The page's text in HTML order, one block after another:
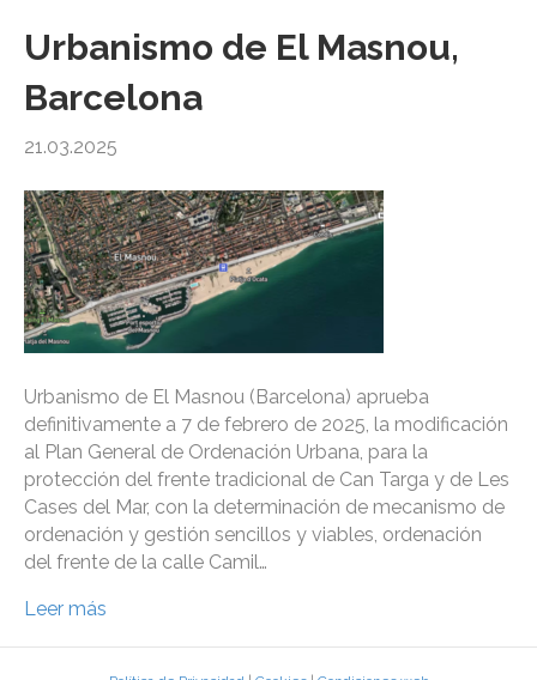
Urbanismo de El Masnou,
Barcelona
21.03.2025
Urbanismo de El Masnou (Barcelona) aprueba
definitivamente a 7 de febrero de 2025, la modificación
al Plan General de Ordenación Urbana, para la
protección del frente tradicional de Can Targa y de Les
Cases del Mar, con la determinación de mecanismo de
ordenación y gestión sencillos y viables, ordenación
del frente de la calle Camil…
Leer más